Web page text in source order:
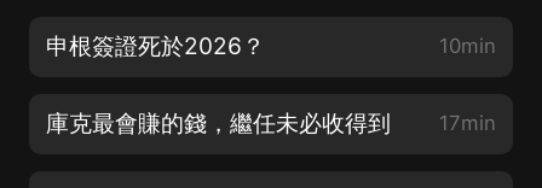
申根簽證死於2026？ 10min
庫克最會賺的錢，繼任未必收得到 17min